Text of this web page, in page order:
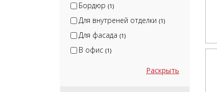
Бордюр (1)
Для внутреней отделки (1)
Для фасада (1)
В офис (1)
Раскрыть